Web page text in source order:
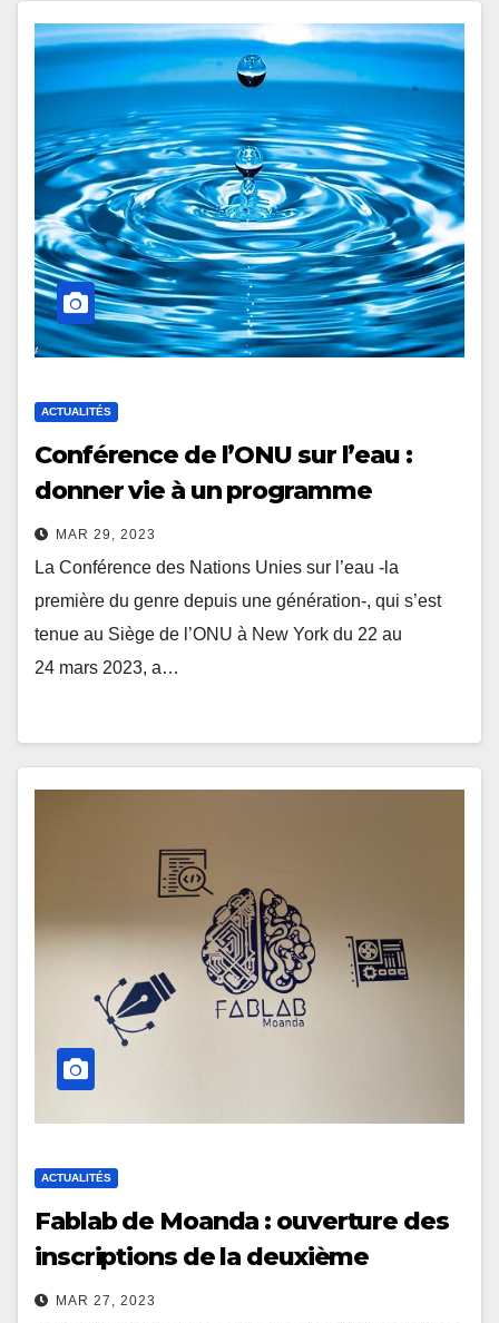
ACTUALITÉS
Conférence de l’ONU sur l’eau :
donner vie à un programme
d’action pour l’eau
MAR 29, 2023
La Conférence des Nations Unies sur l’eau -la
première du genre depuis une génération-, qui s’est
tenue au Siège de l’ONU à New York du 22 au
24 mars 2023, a…
ACTUALITÉS
Fablab de Moanda : ouverture des
inscriptions de la deuxième
cohorte
MAR 27, 2023